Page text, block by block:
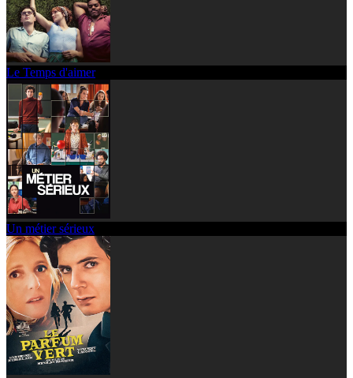
Le Temps d'aimer
Un métier sérieux